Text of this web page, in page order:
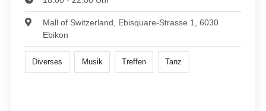
Mall of Switzerland, Ebisquare-Strasse 1, 6030
Ebikon
Diverses Musik Treffen Tanz